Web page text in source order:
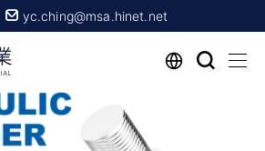
yc.ching@msa.hinet.net